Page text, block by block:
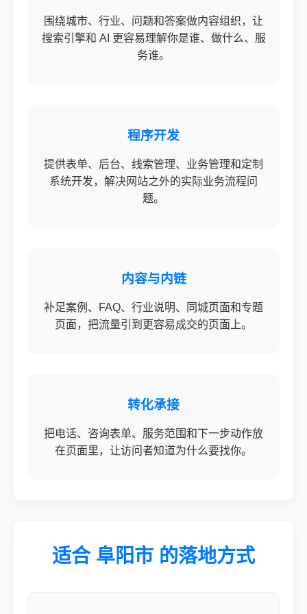
围绕城市、行业、问题和答案做内容组织，让
搜索引擎和 AI 更容易理解你是谁、做什么、服
务谁。
程序开发
提供表单、后台、线索管理、业务管理和定制
系统开发，解决网站之外的实际业务流程问
题。
内容与内链
补足案例、FAQ、行业说明、同城页面和专题
页面，把流量引到更容易成交的页面上。
转化承接
把电话、咨询表单、服务范围和下一步动作放
在页面里，让访问者知道为什么要找你。
适合 阜阳市 的落地方式